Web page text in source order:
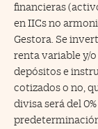
financieras
en IICs no
Gestora. Se
renta variable y/
depósitos e
cotizados o no,
divisa será del